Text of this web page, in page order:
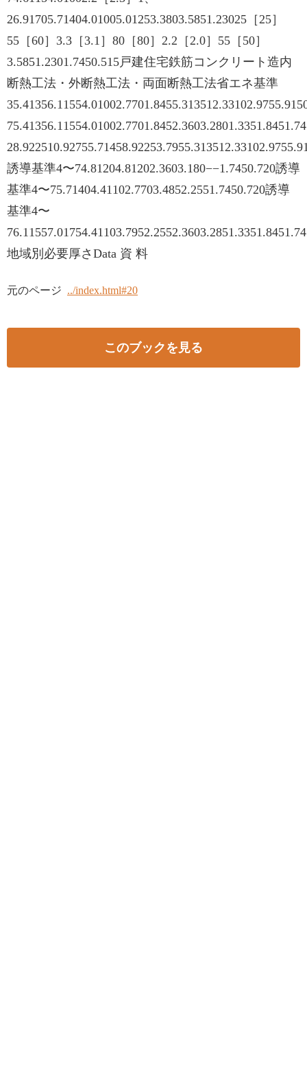
26.91705.71404.01005.01253.3803.5851.23025［25］
55［60］3.3［3.1］80［80］2.2［2.0］55［50］
3.5851.2301.7450.515戸建住宅鉄筋コンクリート造内
断熱工法・外断熱工法・両面断熱工法省エネ基準
誘導基準4〜74.81204.81202.3603.180−−1.7450.720誘導
基準4〜75.71404.41102.7703.4852.2551.7450.720誘導
基準4〜
地域別必要厚さData 資 料
元のページ ../index.html#20
このブックを見る